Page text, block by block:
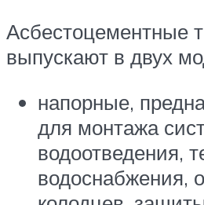
Асбестоцементные
выпускают в двух
напорные,
для монтажа
водоотведения,
водоснабжения,